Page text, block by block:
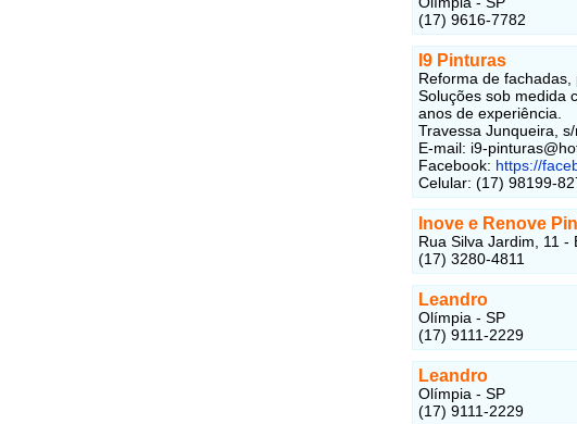
(17) 9616-7782
I9 Pinturas
Reforma de
Soluções sob medida
anos de experiência.
Travessa Junqueira,
E-mail: i9-
Facebook: https://
Celular: (17) 98199-
Inove e Renove
Rua Silva Jardim, 11
(17) 3280-4811
Leandro
Olímpia - SP
(17) 9111-2229
Leandro
Olímpia - SP
(17) 9111-2229